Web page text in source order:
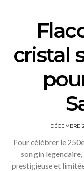
cristal
POSTED
DÉCEMBRE
Pour célébrer le
son gin
prestigieuse et